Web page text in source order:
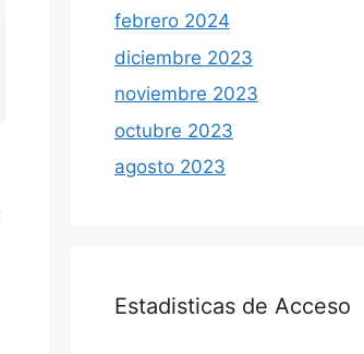
febrero 2024
diciembre 2023
noviembre 2023
octubre 2023
agosto 2023
Estadisticas de Acceso